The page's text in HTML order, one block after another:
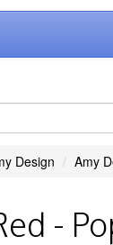
Design Amy
-